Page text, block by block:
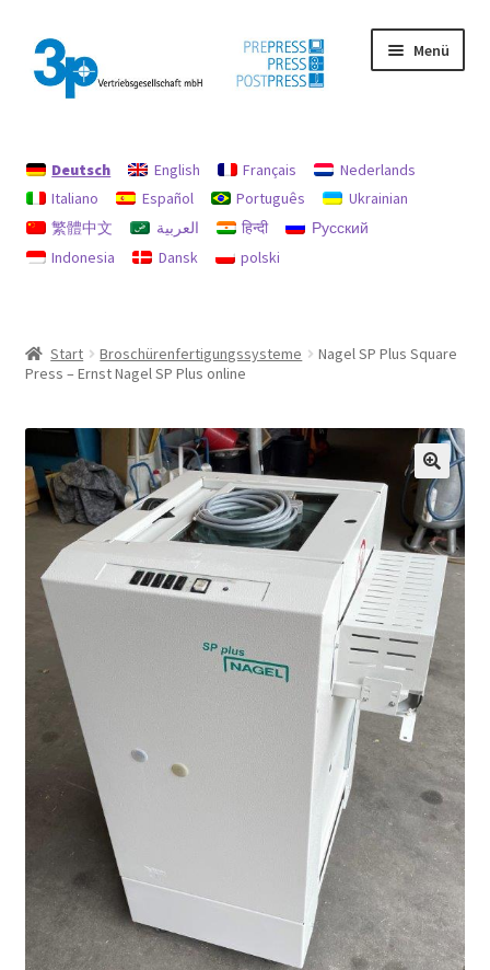
Zur
Navigation
springen
Zum
Inhalt
springen
Menü
Datenschutz
Gebrauchtmaschinen
Deutsch English Français
Nederlands
Italiano
Español Português
Ukrainian
繁體中文
العربية हिन्दी
Русский
Indonesia
Dansk polski
Start Broschürenfertigungssysteme
Nagel SP Plus Square
Press – Ernst Nagel SP Plus online